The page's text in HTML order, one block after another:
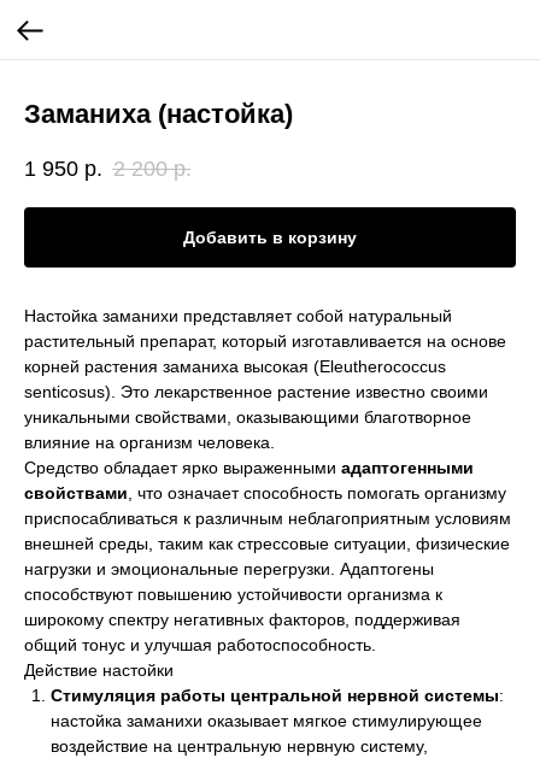
Заманиха (настойка)
1 950 р. 2 200 р.
Добавить в корзину
Настойка заманихи представляет собой натуральный
растительный препарат, который изготавливается на основе
корней растения заманиха высокая (Eleutherococcus
senticosus). Это лекарственное растение известно своими
уникальными свойствами, оказывающими благотворное
влияние на организм человека.
Средство обладает ярко выраженными адаптогенными
свойствами, что означает способность помогать организму
приспосабливаться к различным неблагоприятным условиям
внешней среды, таким как стрессовые ситуации, физические
нагрузки и эмоциональные перегрузки. Адаптогены
способствуют повышению устойчивости организма к
широкому спектру негативных факторов, поддерживая
общий тонус и улучшая работоспособность.
Действие настойки
Стимуляция работы центральной нервной системы:
настойка заманихи оказывает мягкое стимулирующее
воздействие на центральную нервную систему,